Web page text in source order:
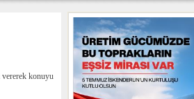
konuyu